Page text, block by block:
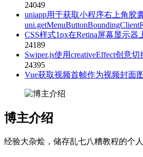
24049
uniapp用于获取小程序右上角胶
CSS样式1px在Retina屏幕显示器
24189
Swiper.js使用creativeEffect创意
24395
Vue获取视频首帧作为视频封面图
博主介绍
经验大杂烩，储存乱七八糟教程的个人